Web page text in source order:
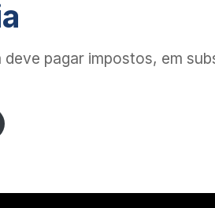
pagar impostos, em